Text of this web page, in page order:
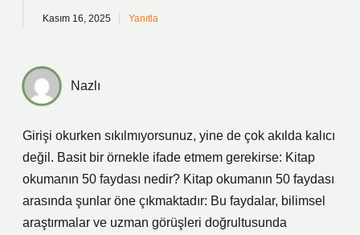
Kasım 16, 2025 Yanıtla
Nazlı
Girişi okurken sıkılmıyorsunuz, yine de çok akılda kalıcı
değil. Basit bir örnekle ifade etmem gerekirse: Kitap
okumanın 50 faydası nedir? Kitap okumanın 50 faydası
arasında şunlar öne çıkmaktadır: Bu faydalar, bilimsel
araştırmalar ve uzman görüşleri doğrultusunda